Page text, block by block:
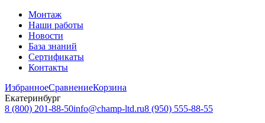
Монтаж
Наши работы
Новости
База знаний
Сертификаты
Контакты
ИзбранноеСравнениеКорзина
Екатеринбург
8 (800) 201-88-50info@champ-ltd.ru8 (950) 555-88-55